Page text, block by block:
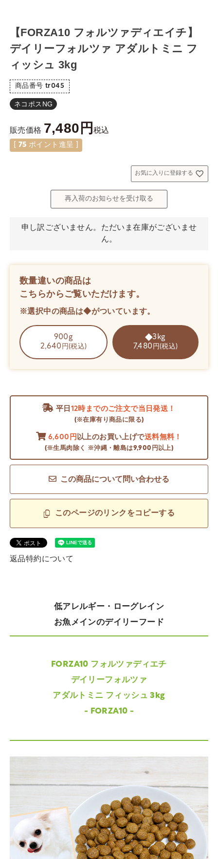
【FORZA10 フォルツァディエイチ】
デイリーフォルツァ アダルトミニ フ
ィッシュ 3kg
商品番号 tr045
ネコポスNG
販売価格 7,480 税込
75 ポイント進呈 ]
お気に入りに登録する
再入荷のお知らせを受け取る
申し訳ございません。ただいま在庫がございませ
ん。
数量違いの商品は
こちらからご覧いただけます。
※選択中の商品は◆がついています。
900g
2,640 円(税込)
3kg
7,480 円(税込)
平日 12時までのご注文で当日発送！
(※在庫有り商品に限る)
6,600円 以上のお買い上げで送料無料！
(※生馬肉除く ※沖縄・離島は9,900円以上)
この商品について問い合わせる
このページのリンクをコピーする
返品特約について
低アレルギー・ローグレイン
お魚メインのデイリーフード
FORZA10 フォルツァディエチ
デイリーフォルツァ
アダルトミニ フィッシュ 3kg
- FORZA10 -